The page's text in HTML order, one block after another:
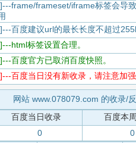
frame/frameset/iframe标签会导
百度建议url的最长长度不超过
html标签设置合理。
百度官方已取消百度快照。
百度当日没有新收录，请注意加
网站 www.078079.com 的收录/
百度当日收录
百度本
0
0